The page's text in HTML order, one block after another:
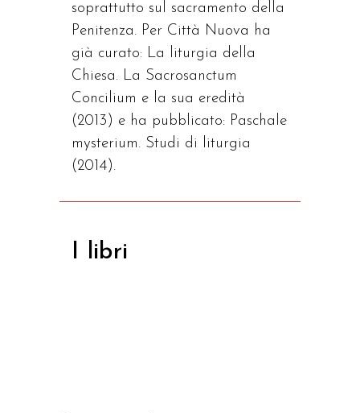
soprattutto sul sacramento della
Penitenza. Per Città Nuova ha
già curato: La liturgia della
Chiesa. La Sacrosanctum
Concilium e la sua eredità
(2013) e ha pubblicato: Paschale
mysterium. Studi di liturgia
(2014).
I libri